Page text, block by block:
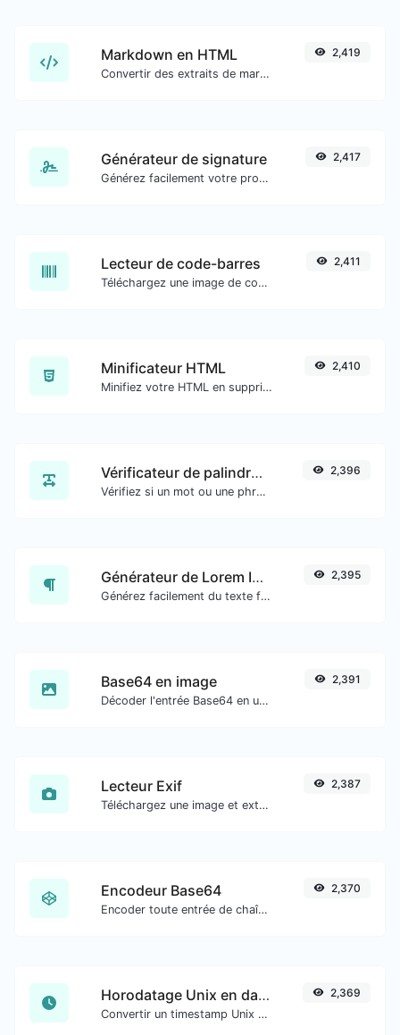
Markdown en HTML
Convertir des extraits de markdown en code HTML brut.
2,419
Générateur de signature
Générez facilement votre propre signature personnalisée et téléchargez-la en toute simplicité.
2,417
Lecteur de code-barres
Téléchargez une image de code-barres et extrayez les données.
2,411
Minificateur HTML
Minifiez votre HTML en supprimant tous les caractères inutiles.
2,410
Vérificateur de palindrome
Vérifiez si un mot ou une phrase donné(e) est un palindrome (si cela se lit de la même manière à l'envers qu'à l'endroit).
2,396
Générateur de Lorem Ipsum
Générez facilement du texte factice avec le générateur Lorem Ipsum.
2,395
Base64 en image
Décoder l'entrée Base64 en une image.
2,391
Lecteur Exif
Téléchargez une image et extrayez-en les données.
2,387
Encodeur Base64
Encoder toute entrée de chaîne en Base64.
2,370
Horodatage Unix en date
Convertir un timestamp Unix en date UTC et en date locale.
2,369